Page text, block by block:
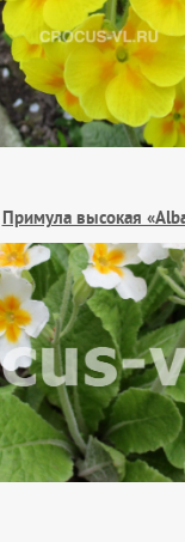
Примула высокая